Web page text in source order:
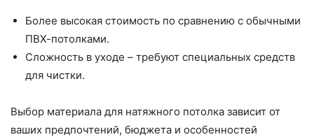
Более высокая стоимость по сравнению с обычными
ПВХ-потолками.
Сложность в уходе – требуют специальных средств
для чистки.
Выбор материала для натяжного потолка зависит от
ваших предпочтений, бюджета и особенностей